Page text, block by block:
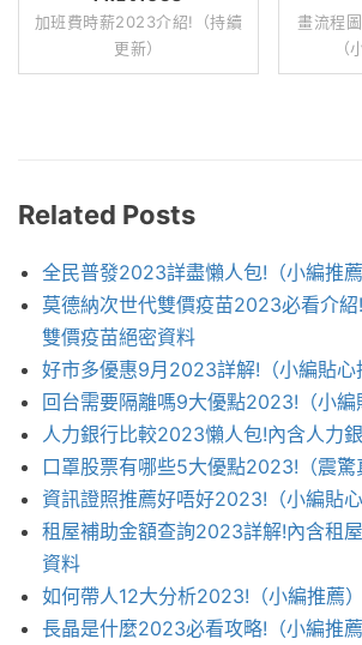
加班費時薪2023介紹!（持續
更新）
畫流程
（
Related Posts
全民普發2023詳盡懶人包!（小編推薦
莫德納次世代雙價疫苗2023必看介
雙價疫苗絕密資料
好市多優惠9月2023詳解!（小編貼心
回台需要隔離嗎9大優點2023!（小編
人力銀行比較2023懶人包!內含人力
口罩股票有哪些5大優點2023!（震驚
資訊證照推薦好唔好2023!（小編貼心
租屋補助金額查詢2023詳解!內含租
資料
如何帶人12大分析2023!（小編推薦）
長晶是什麼2023必看攻略!（小編推薦